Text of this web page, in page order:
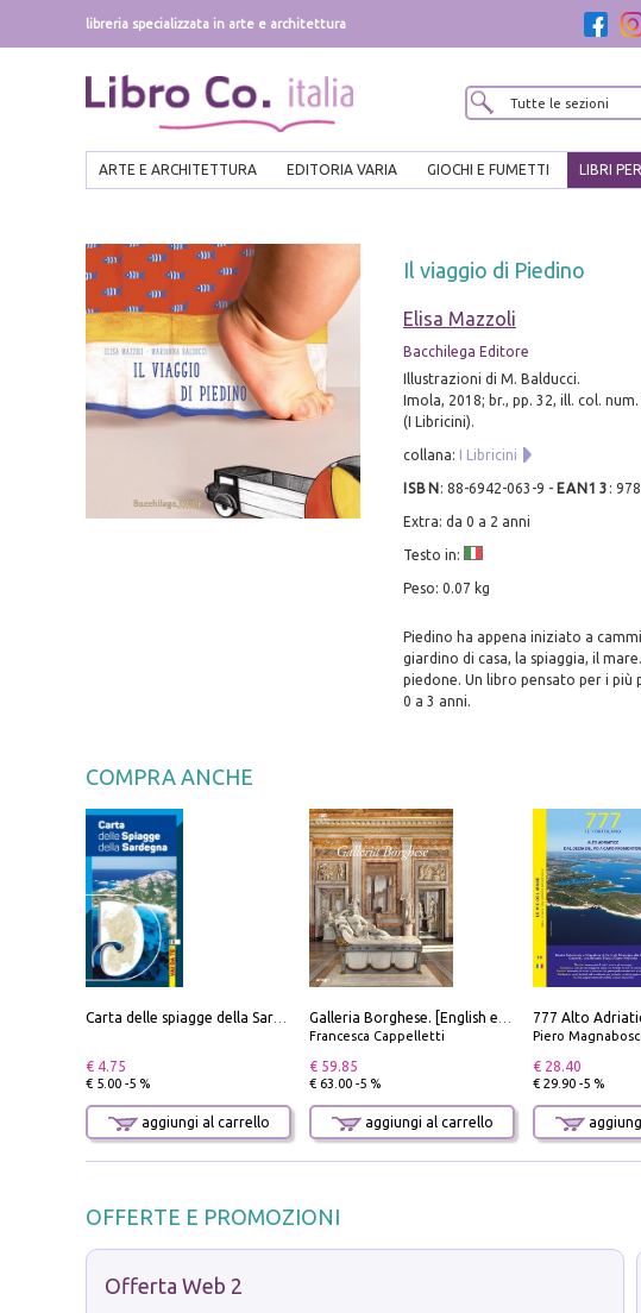
libreria specializzata in arte e architettura
ARTE E ARCHITETTURA EDITORIA VARIA GIOCHI E FUMETTI LIBRI
Il viaggio di Piedino
Elisa Mazzoli
Bacchilega Editore
Illustrazioni di M. Balducci.
Imola, 2018; br., pp. 32, ill. col.
(I Libricini).
collana: I Libricini
ISBN : 88-6942-063-9 - EAN13 :
Extra: da 0 a 2 anni
Testo in:
Peso: 0.07 kg
Piedino ha appena iniziato a
giardino di casa, la spiaggia, il
piedone. Un libro pensato per i più
0 a 3 anni.
COMPRA ANCHE
€ 4.75
€ 5.00 -5 %
aggiungi al carrello
Francesca Cappelletti
€ 59.85
€ 63.00 -5 %
aggiungi al carrello
Piero Magnabosco; Dario
€ 28.40
€ 29.90 -5 %
OFFERTE E PROMOZIONI
Offerta Web 2